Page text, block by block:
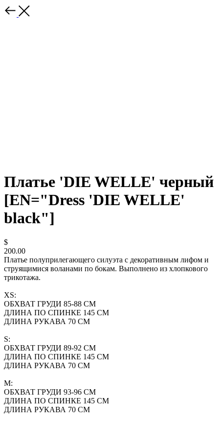
Платье 'DIE WELLE' черный
[EN="Dress 'DIE WELLE'
black"]
$
200.00
Платье полуприлегающего силуэта с декоративным лифом и
струящимися воланами по бокам. Выполнено из хлопкового
трикотажа.
XS:
ОБХВАТ ГРУДИ 85-88 СМ
ДЛИНА ПО СПИНКЕ 145 СМ
ДЛИНА РУКАВА 70 СМ
S:
ОБХВАТ ГРУДИ 89-92 СМ
ДЛИНА ПО СПИНКЕ 145 СМ
ДЛИНА РУКАВА 70 СМ
M:
ОБХВАТ ГРУДИ 93-96 СМ
ДЛИНА ПО СПИНКЕ 145 СМ
ДЛИНА РУКАВА 70 СМ